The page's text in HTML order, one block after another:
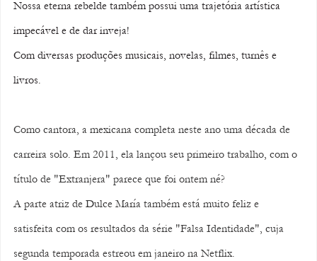
Nossa eterna rebelde também possui uma trajetória artística
impecável e de dar inveja!
Com diversas produções musicais, novelas, filmes, turnês e
livros.
Como cantora, a mexicana completa neste ano uma década de
carreira solo. Em 2011, ela lançou seu primeiro trabalho, com o
título de "Extranjera" parece que foi ontem né?
A parte atriz de Dulce María também está muito feliz e
satisfeita com os resultados da série "Falsa Identidade", cuja
segunda temporada estreou em janeiro na Netflix.